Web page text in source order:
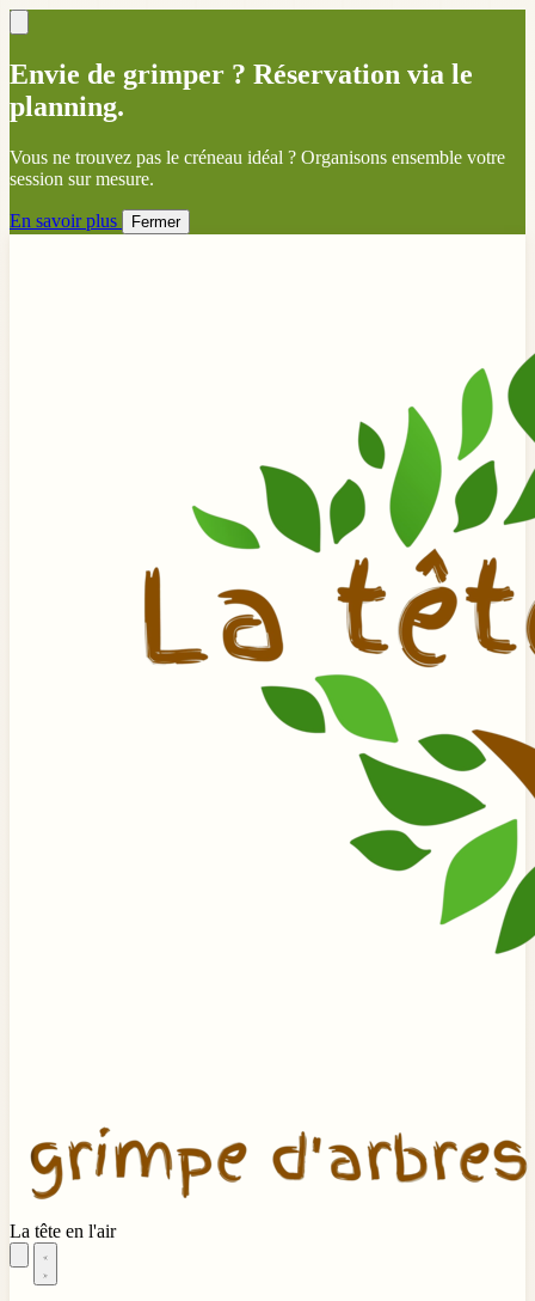
Envie de grimper ? Réservation via le
planning.
Vous ne trouvez pas le créneau idéal ? Organisons ensemble votre
session sur mesure.
En savoir plus Fermer
La tête en l'air